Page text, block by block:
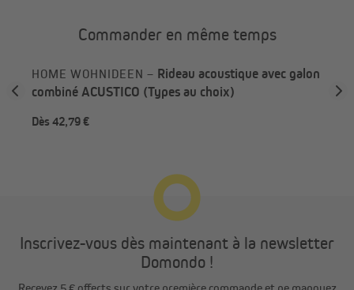
Commander en même temps
HOME WOHNIDEEN – Rideau acoustique avec galon
combiné ACUSTICO (Types au choix)
Dès 42,79 €
Inscrivez-vous dès maintenant à la newsletter
Domondo !